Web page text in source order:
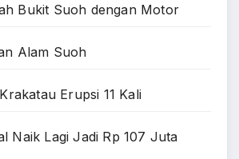
Bukit Suoh dengan Motor
Alam Suoh
Erupsi 11 Kali
Naik Lagi Jadi Rp 107 Juta